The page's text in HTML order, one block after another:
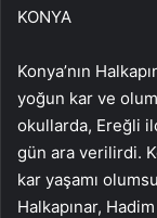
KONYA
Konya’nın
yoğun kar ve
okullarda, Ereğli
gün ara verilirdi.
kar yaşamı
Halkapınar,